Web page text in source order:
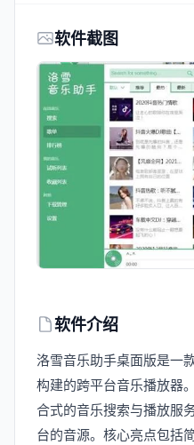
软件截图
软件介绍
洛雪音乐助手桌面版是一
构建的跨平台音乐播放器
合式的音乐搜索与播放服
台的音源。核心亮点包括